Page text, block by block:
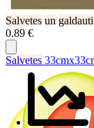
Salvetes un galdauti
0.89 €
Salvetes